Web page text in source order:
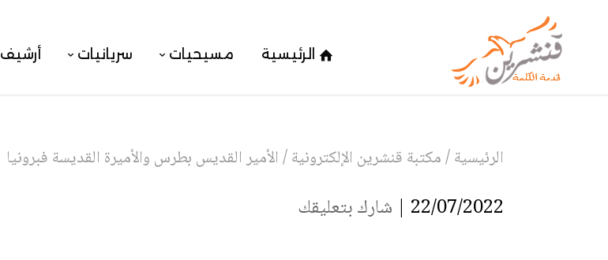
الرئيسية مسيحيات سريانيات أرشيف
الرئيسية/مكتبة قنشرين الإلكترونية/الأمير القديس بطرس والأميرة القديسة فبرونيا
22/07/2022 | شارك بتعليقك